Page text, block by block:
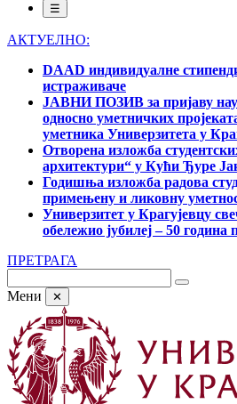
☰
АКТУЕЛНО:
DAAD индивидуалне
истраживаче
ЈАВНИ ПОЗИВ за пријаву
односно уметничких
уметника Универзитета у
Отворена изложба
архитектури“ у Кући Ђуре
Годишња изложба радова
примењену и ликовну
Универзитет у Крагујевцу
обележио јубилеј – 50 година
ПРЕТРАГА
Мени ✕